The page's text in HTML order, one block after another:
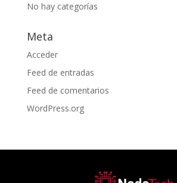
No hay categorías
Meta
Acceder
Feed de entradas
Feed de comentarios
WordPress.org